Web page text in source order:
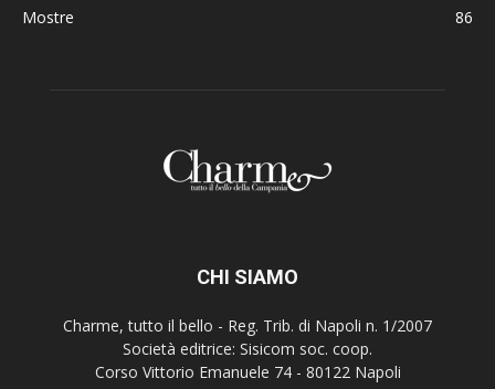
Mostre
86
CHI SIAMO
Charme, tutto il bello - Reg. Trib. di Napoli n. 1/2007
Società editrice: Sisicom soc. coop.
Corso Vittorio Emanuele 74 - 80122 Napoli